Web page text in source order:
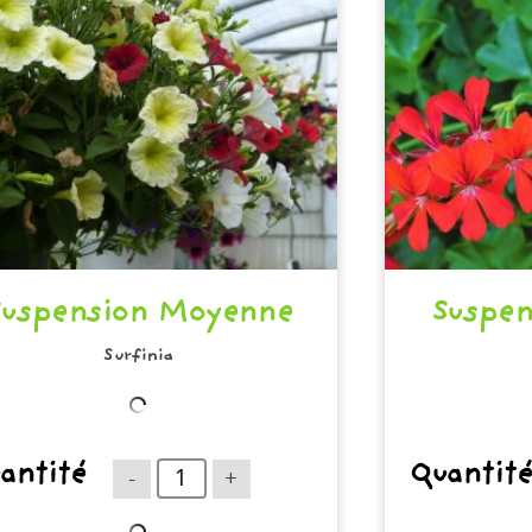
Moyenne
Surfinia
- + Quantité